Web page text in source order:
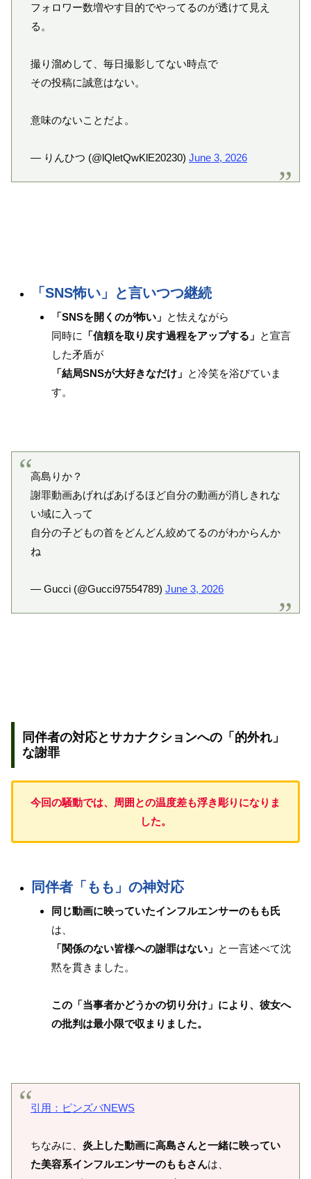
フォロワー数増やす目的でやってるのが透けて見え
る。
撮り溜めして、毎日撮影してない時点で
その投稿に誠意はない。
意味のないことだよ。
— りんひつ (@lQletQwKlE20230) June 3, 2026
「SNS怖い」と言いつつ継続
「SNSを開くのが怖い」 と怯えながら
同時に
「信頼を取り戻す過程をアップする」 と宣言
した矛盾が
「結局SNSが大好きなだけ」 と冷笑を浴びていま
す。
高島りか？
謝罪動画あげればあげるほど自分の動画が消しきれな
い域に入って
自分の子どもの首をどんどん絞めてるのがわからんか
ね
— Gucci (@Gucci97554789) June 3, 2026
同伴者の対応とサカナクションへの「的外れ」
な謝罪
今回の騒動では、周囲との温度差も浮き彫りになりま
した。
同伴者「もも」の神対応
同じ動画に映っていたインフルエンサーのもも氏
は、
「関係のない皆様への謝罪はない」 と一言述べて沈
黙を貫きました。
この「当事者かどうかの切り分け」により、彼女へ
の批判は最小限で収まりました。
引用：ピンズバNEWS
ちなみに、 炎上した動画に高島さんと一緒に映ってい
た美容系インフルエンサーのももさんは、